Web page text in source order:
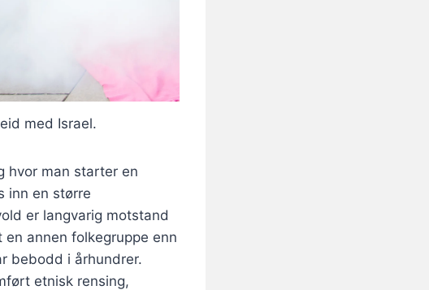
med Israel.
hvor man starter en
inn en større
er langvarig motstand
annen folkegruppe enn
bebodd i århundrer.
etnisk rensing,